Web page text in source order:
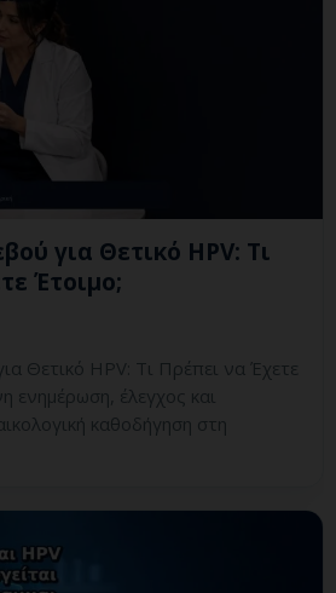
για Θετικό HPV: Τι
Έτοιμο;
Θετικό HPV: Τι Πρέπει να Έχετε
ενημέρωση, έλεγχος και
καθοδήγηση στη